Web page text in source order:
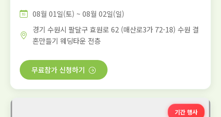
08월 01일(토) ~ 08월 02일(일)
경기 수원시 팔달구 효원로 62 (매산로3가 72-18) 수원 결
혼만들기 웨딩타운 전층
무료참가 신청하기
기간 행사